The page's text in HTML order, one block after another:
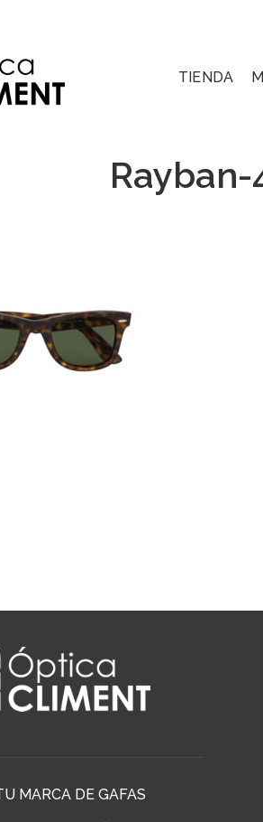
TIENDA
MARCA DE GAFAS